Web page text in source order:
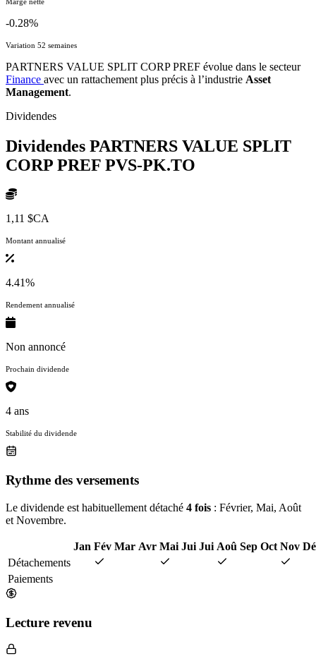
-0.28%
Variation 52 semaines
PARTNERS VALUE SPLIT CORP PREF évolue dans le secteur
Finance avec un rattachement plus précis à l’industrie Asset
Management.
Dividendes
Dividendes PARTNERS VALUE SPLIT
CORP PREF PVS-PK.TO
1,11 $CA
Montant annualisé
4.41%
Rendement annualisé
Non annoncé
Prochain dividende
4 ans
Stabilité du dividende
Rythme des versements
Le dividende est habituellement détaché 4 fois : Février, Mai, Août
et Novembre.
Jan Fév Mar Avr Mai Jui Jui Aoû Sep Oct Nov
Détachements
Paiements
Lecture revenu